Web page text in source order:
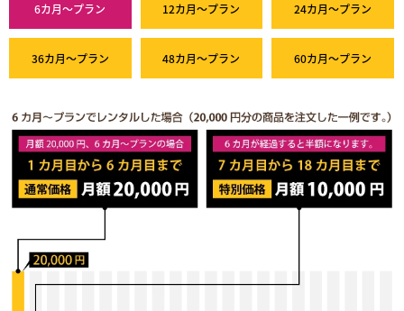
6カ月～プラン 12カ月～プラン 24カ月～プラン
36カ月～プラン 48カ月～プラン 60カ月～プラン